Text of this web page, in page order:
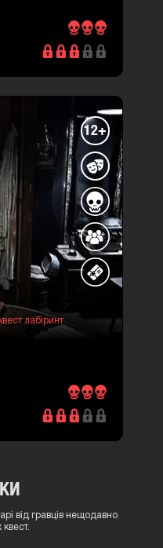
12+
лабіринт
від гравців нещодавно
квест.